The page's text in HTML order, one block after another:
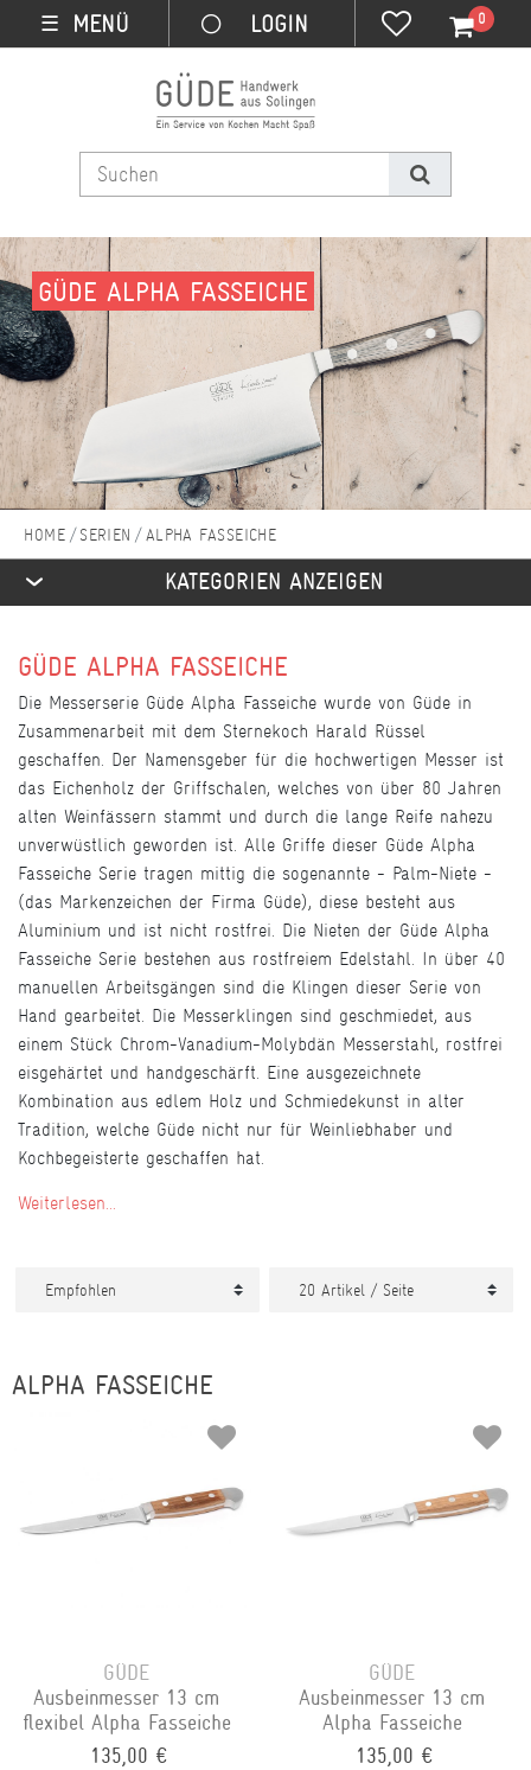
☰ MENÜ 0
GÜDE ALPHA FASSEICHE
SERIEN ALPHA FASSEICHE
KATEGORIEN ANZEIGEN
GÜDE ALPHA FASSEICHE
Die Messerserie Güde Alpha Fasseiche wurde von Güde in
Zusammenarbeit mit dem Sternekoch Harald Rüssel
geschaffen. Der Namensgeber für die hochwertigen Messer ist
das Eichenholz der Griffschalen, welches von über 80 Jahren
alten Weinfässern stammt und durch die lange Reife nahezu
unverwüstlich geworden ist. Alle Griffe dieser Güde Alpha
Fasseiche Serie tragen mittig die sogenannte - Palm-Niete -
(das Markenzeichen der Firma Güde), diese besteht aus
Aluminium und ist nicht rostfrei. Die Nieten der Güde Alpha
Fasseiche Serie bestehen aus rostfreiem Edelstahl. In über 40
manuellen Arbeitsgängen sind die Klingen dieser Serie von
Hand gearbeitet. Die Messerklingen sind geschmiedet, aus
einem Stück Chrom-Vanadium-Molybdän Messerstahl, rostfrei
eisgehärtet und handgeschärft. Eine ausgezeichnete
Kombination aus edlem Holz und Schmiedekunst in alter
Tradition, welche Güde nicht nur für Weinliebhaber und
Kochbegeisterte geschaffen hat.
Weiterlesen...
ALPHA FASSEICHE
GÜDE
Ausbeinmesser 13 cm
flexibel Alpha Fasseiche
135,00 €
GÜDE
Ausbeinmesser 13 cm
Alpha Fasseiche
135,00 €